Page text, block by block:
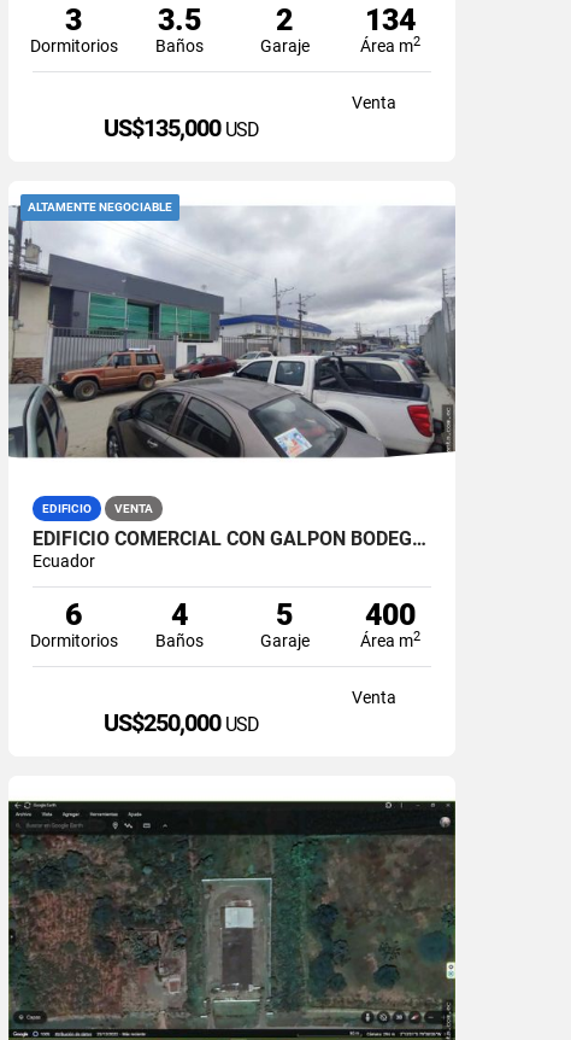
3
Dormitorios
3.5
Baños
2
Garaje
134
Área m2
Venta
US$135,000 USD
ALTAMENTE NEGOCIABLE
EDIFICIO VENTA
EDIFICIO COMERCIAL CON GALPÓN BODEGA EN VENTA ZONA MÉDICA DURÁN NORTE
Ecuador
6
Dormitorios
4
Baños
5
Garaje
400
Área m2
Venta
US$250,000 USD